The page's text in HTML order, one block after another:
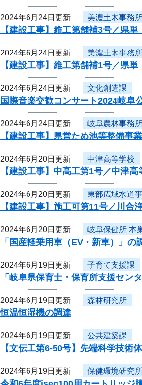
2024年6月24日更新 美濃土木事務所
【建設工事】維工第舗補3号／県
2024年6月24日更新 美濃土木事務所
【建設工事】維工第舗補1号／県
2024年6月24日更新 文化創造課
国際音楽交歓コンサート2024岐阜
2024年6月24日更新 岐阜農林事務所
【建設工事】県営ため池等整備
2024年6月20日更新 中津高等学校
【建設工事】中高工第1号／中津
2024年6月20日更新 東部広域水道
【建設工事】施工可第11号／川合
2024年6月20日更新 岐阜保健所 本
「国産軽乗用車（EV・新車）」
2024年6月19日更新 子育て支援課
「岐阜県保育士・保育所支援セン
2024年6月19日更新 森林研究所
恒温恒湿機の調達
2024年6月19日更新 公共建築課
【文伝工第6-50号】先端科学技術
2024年6月19日更新 保健環境研究所